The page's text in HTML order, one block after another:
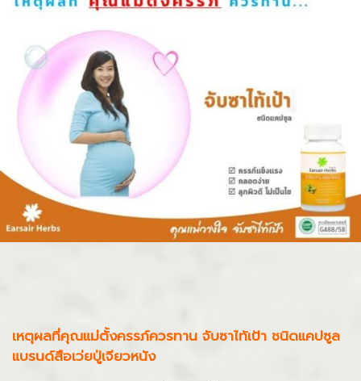
เหตุผลที่คุณแม่ตั้งครรภ์ควรทาน จับซาไท้เป้า ชนิดแคปซูล
แบรนด์สือเว่ยปู่เจียวหนัง